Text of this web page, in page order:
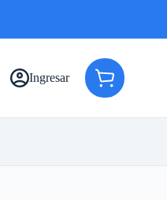
Ingresar
Carro
de